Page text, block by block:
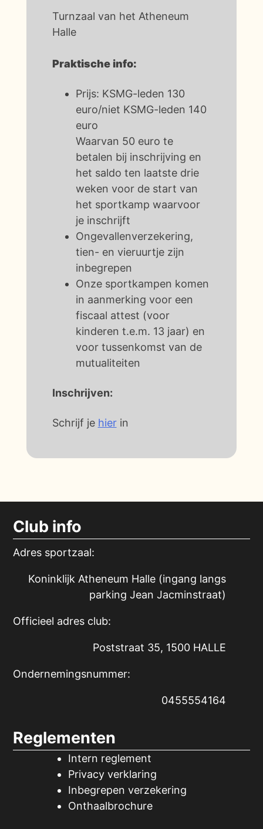
Turnzaal van het Atheneum
Halle
Praktische info:
Prijs: KSMG-leden 130
euro/niet KSMG-leden 140
euro
Waarvan 50 euro te
betalen bij inschrijving en
het saldo ten laatste drie
weken voor de start van
het sportkamp waarvoor
je inschrijft
Ongevallenverzekering,
tien- en vieruurtje zijn
inbegrepen
Onze sportkampen komen
in aanmerking voor een
fiscaal attest (voor
kinderen t.e.m. 13 jaar) en
voor tussenkomst van de
mutualiteiten
Inschrijven:
Schrijf je hierin
Club info
Adres sportzaal:
Koninklijk Atheneum Halle (ingang langs
parking Jean Jacminstraat)
Officieel adres club:
Poststraat 35, 1500 HALLE
Ondernemingsnummer:
0455554164
Reglementen
Intern reglement
Privacy verklaring
Inbegrepen verzekering
Onthaalbrochure